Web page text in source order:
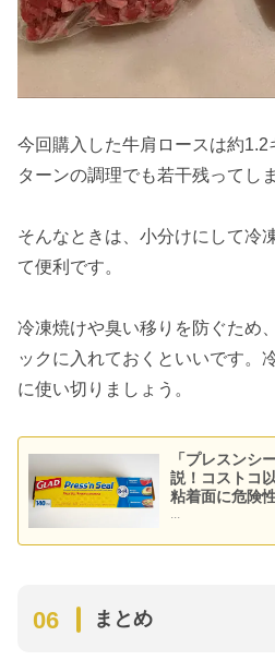
今回購入した牛肩ロースは約
ターンの調理でも若干残ってし
そんなときは、小分けにして冷
て便利です。
冷凍焼けや臭い移りを防ぐため
ックに入れておくといいです。
に使い切りましょう。
「プレスンシ
説！コストコ
粘着面に危険
...
まとめ